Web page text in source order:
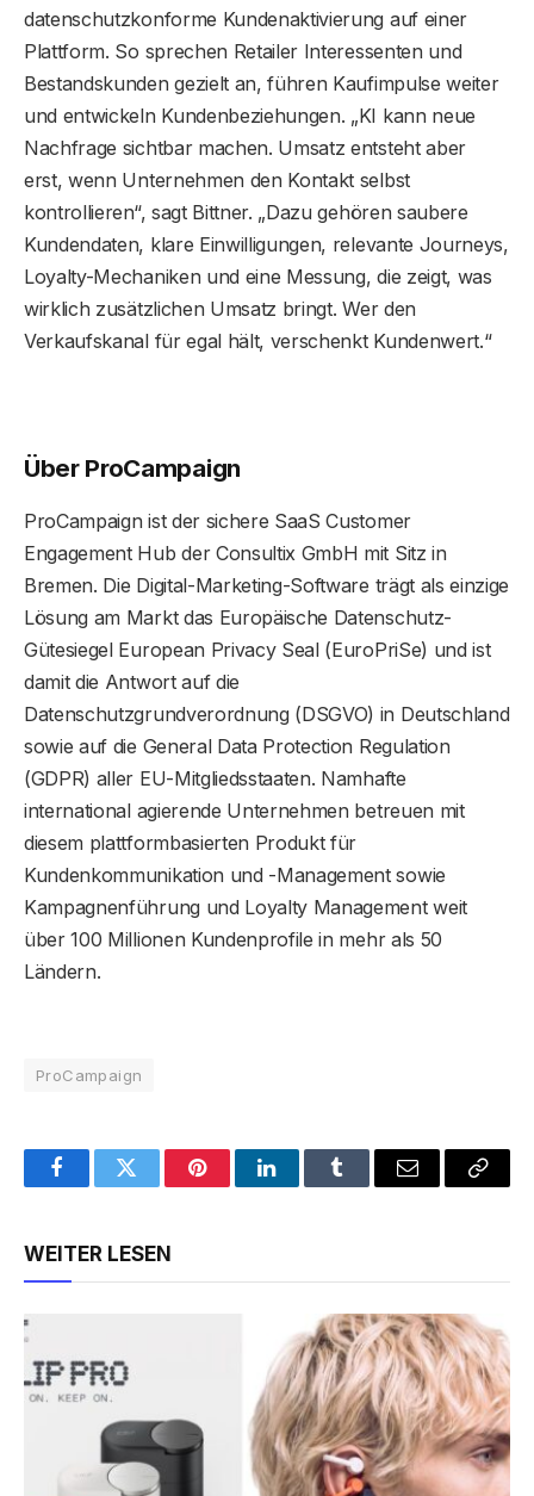
datenschutzkonforme Kundenaktivierung auf einer
Plattform. So sprechen Retailer Interessenten und
Bestandskunden gezielt an, führen Kaufimpulse weiter
und entwickeln Kundenbeziehungen. „KI kann neue
Nachfrage sichtbar machen. Umsatz entsteht aber
erst, wenn Unternehmen den Kontakt selbst
kontrollieren“, sagt Bittner. „Dazu gehören saubere
Kundendaten, klare Einwilligungen, relevante Journeys,
Loyalty-Mechaniken und eine Messung, die zeigt, was
wirklich zusätzlichen Umsatz bringt. Wer den
Verkaufskanal für egal hält, verschenkt Kundenwert.“
Über ProCampaign
ProCampaign ist der sichere SaaS Customer
Engagement Hub der Consultix GmbH mit Sitz in
Bremen. Die Digital-Marketing-Software trägt als einzige
Lösung am Markt das Europäische Datenschutz-
Gütesiegel European Privacy Seal (EuroPriSe) und ist
damit die Antwort auf die
Datenschutzgrundverordnung (DSGVO) in Deutschland
sowie auf die General Data Protection Regulation
(GDPR) aller EU-Mitgliedsstaaten. Namhafte
international agierende Unternehmen betreuen mit
diesem plattformbasierten Produkt für
Kundenkommunikation und -Management sowie
Kampagnenführung und Loyalty Management weit
über 100 Millionen Kundenprofile in mehr als 50
Ländern.
ProCampaign
FacebookTwitter PinterestLinkedInTumblr Email
Copy
WEITER LESEN